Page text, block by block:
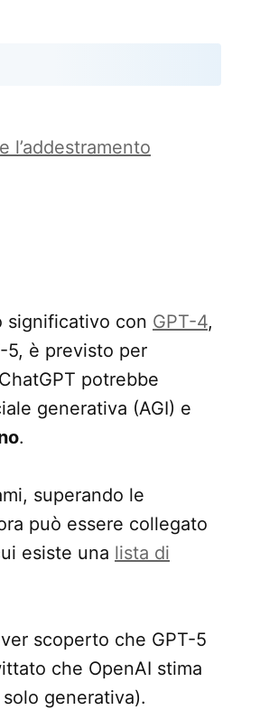
l’addestramento
significativo con GPT-4,
5, è previsto per
potrebbe
generativa (AGI) e
.
superando le
può essere collegato
esiste una lista di
scoperto che GPT-5
che OpenAI stima
generativa).